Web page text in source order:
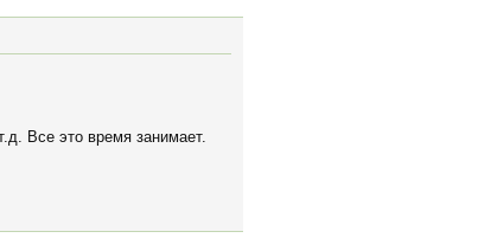
Все это время занимает.